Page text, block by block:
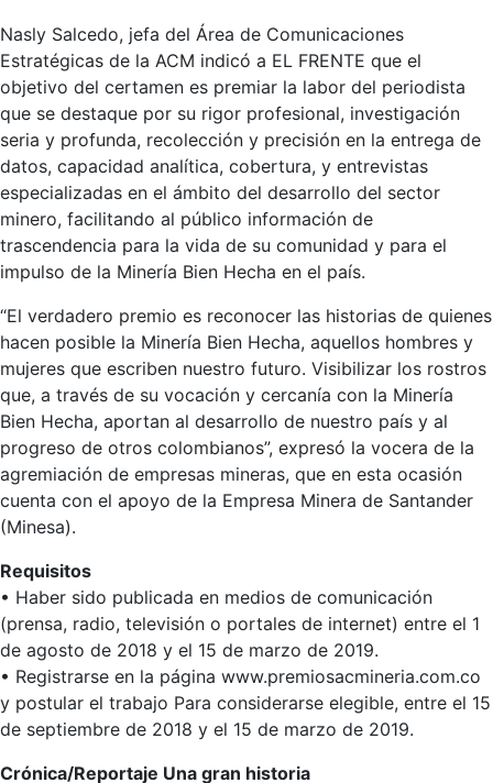
Nasly Salcedo, jefa del Área de Comunicaciones
Estratégicas de la ACM indicó a EL FRENTE que el
objetivo del certamen es premiar la labor del periodista
que se destaque por su rigor profesional, investigación
seria y profunda, recolección y precisión en la entrega de
datos, capacidad analítica, cobertura, y entrevistas
especializadas en el ámbito del desarrollo del sector
minero, facilitando al público información de
trascendencia para la vida de su comunidad y para el
impulso de la Minería Bien Hecha en el país.
“El verdadero premio es reconocer las historias de quienes
hacen posible la Minería Bien Hecha, aquellos hombres y
mujeres que escriben nuestro futuro. Visibilizar los rostros
que, a través de su vocación y cercanía con la Minería
Bien Hecha, aportan al desarrollo de nuestro país y al
progreso de otros colombianos”, expresó la vocera de la
agremiación de empresas mineras, que en esta ocasión
cuenta con el apoyo de la Empresa Minera de Santander
(Minesa).
Requisitos
• Haber sido publicada en medios de comunicación
(prensa, radio, televisión o portales de internet) entre el 1
de agosto de 2018 y el 15 de marzo de 2019.
• Registrarse en la página www.premiosacmineria.com.co
y postular el trabajo Para considerarse elegible, entre el 15
de septiembre de 2018 y el 15 de marzo de 2019.
Crónica/Reportaje Una gran historia